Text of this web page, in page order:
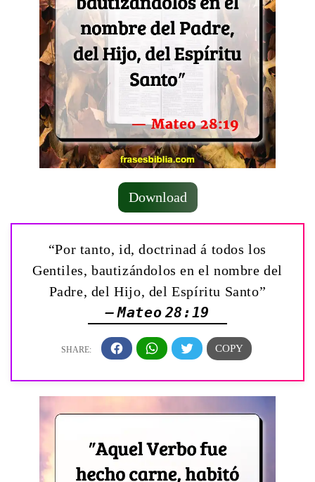
Download
“Por tanto, id, doctrinad á todos los
Gentiles, bautizándolos en el nombre del
Padre, del Hijo, del Espíritu Santo”
— Mateo 28:19